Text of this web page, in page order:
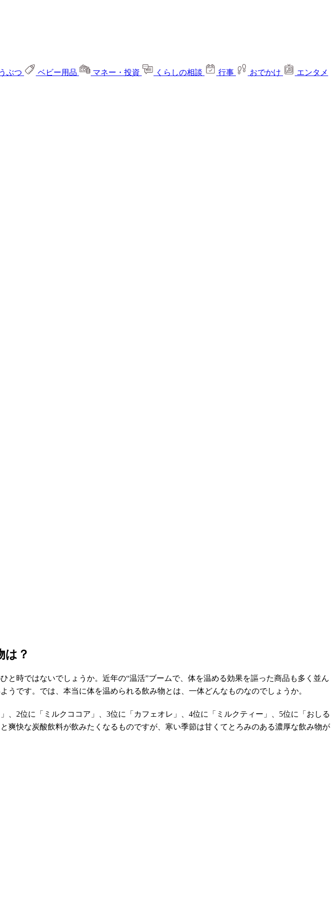
ぶつ ベビー用品 マネー・投資 くらしの相談 行事 おでかけ
エンタメ
は？
時ではないでしょうか。近年の“温活”ブームで、体を温める効果を謳った商品も多く並ん
です。では、本当に体を温められる飲み物とは、一体どんなものなのでしょうか。
2位に「ミルクココア」、3位に「カフェオレ」、4位に「ミルクティー」、5位に「おしる
快な炭酸飲料が飲みたくなるものですが、寒い季節は甘くてとろみのある濃厚な飲み物が